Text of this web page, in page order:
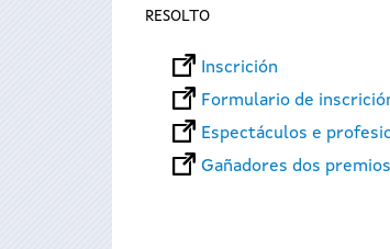
RESOLTO
Inscrición
Formulario de
Espectáculos e
Gañadores dos premios